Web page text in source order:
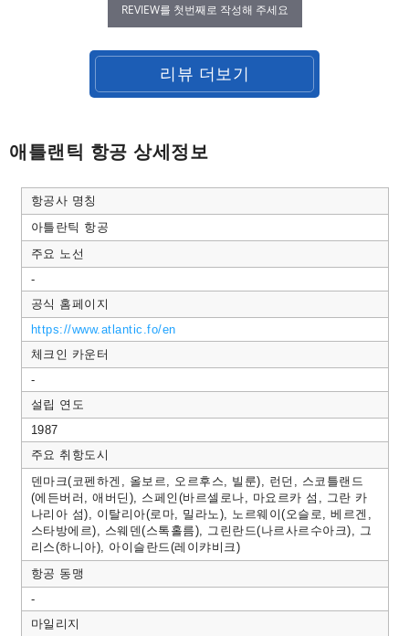
REVIEW를 첫번째로 작성해 주세요
리뷰 더보기
애틀랜틱 항공 상세정보
항공사 명칭
아틀란틱 항공
주요 노선
-
공식 홈페이지
https://www.atlantic.fo/en
체크인 카운터
-
설립 연도
1987
주요 취항도시
덴마크(코펜하겐, 올보르, 오르후스, 빌룬), 런던, 스코틀랜드
(에든버러, 애버딘), 스페인(바르셀로나, 마요르카 섬, 그란 카
나리아 섬), 이탈리아(로마, 밀라노), 노르웨이(오슬로, 베르겐,
스타방에르), 스웨덴(스톡홀름), 그린란드(나르사르수아크), 그
리스(하니아), 아이슬란드(레이캬비크)
항공 동맹
-
마일리지